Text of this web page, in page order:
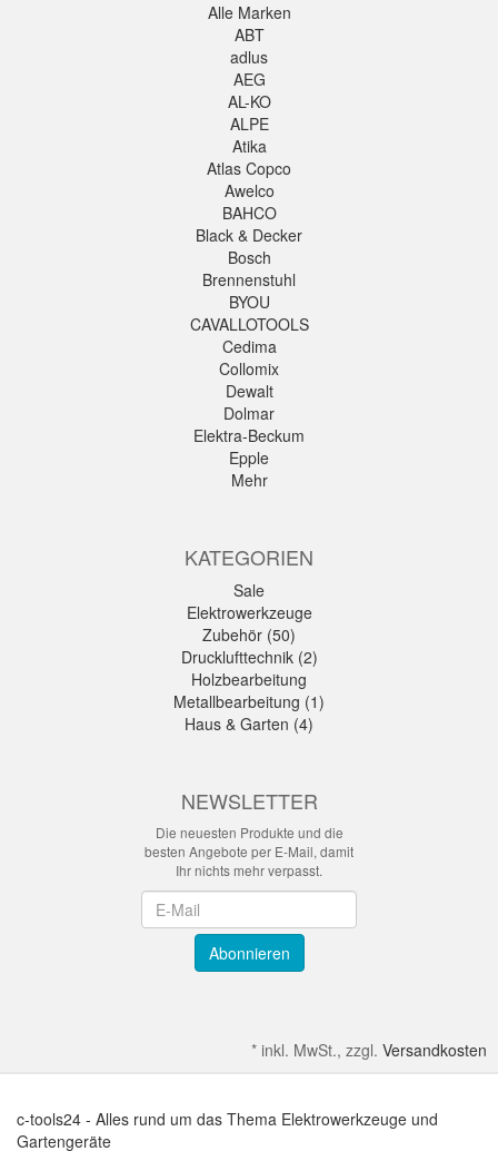
Alle Marken
ABT
adlus
AEG
AL-KO
ALPE
Atika
Atlas Copco
Awelco
BAHCO
Black & Decker
Bosch
Brennenstuhl
BYOU
CAVALLOTOOLS
Cedima
Collomix
Dewalt
Dolmar
Elektra-Beckum
Epple
Mehr
KATEGORIEN
Sale
Elektrowerkzeuge
Zubehör (50)
Drucklufttechnik (2)
Holzbearbeitung
Metallbearbeitung (1)
Haus & Garten (4)
NEWSLETTER
Die neuesten Produkte und die
besten Angebote per E-Mail, damit
Ihr nichts mehr verpasst.
Abonnieren
* inkl. MwSt., zzgl. Versandkosten
c-tools24 - Alles rund um das Thema Elektrowerkzeuge und
Gartengeräte